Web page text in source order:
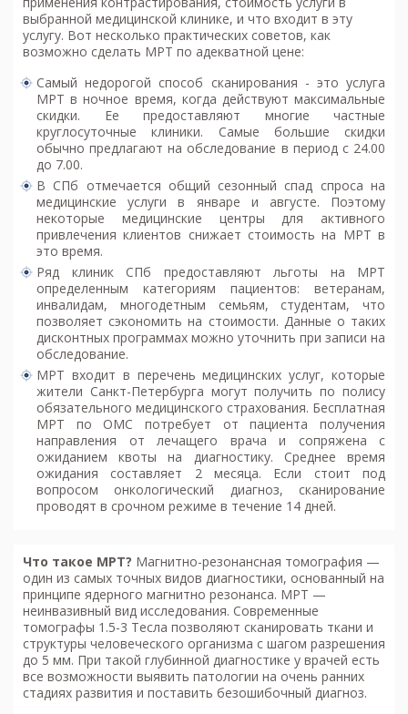
выбранной медицинской клинике, и что входит в эту
услугу. Вот несколько практических советов, как
возможно сделать МРТ по адекватной цене:
Самый недорогой способ сканирования - это услуга
МРТ в ночное время, когда действуют максимальные
скидки. Ее предоставляют многие частные
круглосуточные клиники. Самые большие скидки
обычно предлагают на обследование в период с 24.00
до 7.00.
В СПб отмечается общий сезонный спад спроса на
медицинские услуги в январе и августе. Поэтому
некоторые медицинские центры для активного
привлечения клиентов снижает стоимость на МРТ в
это время.
Ряд клиник СПб предоставляют льготы на МРТ
определенным категориям пациентов: ветеранам,
инвалидам, многодетным семьям, студентам, что
позволяет сэкономить на стоимости. Данные о таких
дисконтных программах можно уточнить при записи на
обследование.
МРТ входит в перечень медицинских услуг, которые
жители Санкт-Петербурга могут получить по полису
обязательного медицинского страхования. Бесплатная
МРТ по ОМС потребует от пациента получения
направления от лечащего врача и сопряжена с
ожиданием квоты на диагностику. Среднее время
ожидания составляет 2 месяца. Если стоит под
вопросом онкологический диагноз, сканирование
проводят в срочном режиме в течение 14 дней.
Что такое МРТ? Магнитно-резонансная томография —
один из самых точных видов диагностики, основанный на
принципе ядерного магнитно резонанса. МРТ —
неинвазивный вид исследования. Современные
томографы 1.5-3 Тесла позволяют сканировать ткани и
структуры человеческого организма с шагом разрешения
до 5 мм. При такой глубинной диагностике у врачей есть
все возможности выявить патологии на очень ранних
стадиях развития и поставить безошибочный диагноз.